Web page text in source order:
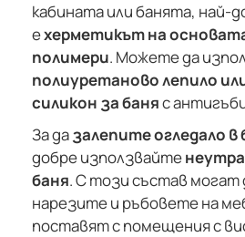
кабината или банята, най-
ехерметикът на
полимери. Можете да
полиуретаново лепило
силикон за баняс
За дазалепите огледало в
добре използвайте
баня. С този състав могат
нарезите и ръбовете на
поставят с помещения с